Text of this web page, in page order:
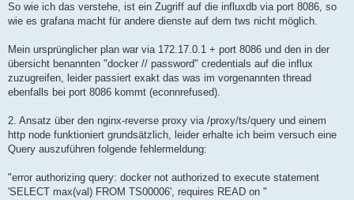
So wie ich das verstehe, ist ein Zugriff auf die influxdb via port 8086, so
wie es grafana macht für andere dienste auf dem tws nicht möglich.
Mein ursprünglicher plan war via 172.17.0.1 + port 8086 und den in der
übersicht benannten "docker // password" credentials auf die influx
zuzugreifen, leider passiert exakt das was im vorgenannten thread
ebenfalls bei port 8086 kommt (econnrefused).
2. Ansatz über den nginx-reverse proxy via /proxy/ts/query und einem
http node funktioniert grundsätzlich, leider erhalte ich beim versuch eine
Query auszuführen folgende fehlermeldung:
"error authorizing query: docker not authorized to execute statement
'SELECT max(val) FROM TS00006', requires READ on "